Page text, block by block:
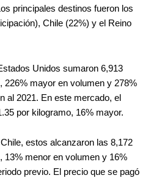
principales destinos fueron los
Chile (22%) y el Reino
Unidos sumaron 6,913
226% mayor en volumen y 278%
al 2021. En este mercado, el
por kilogramo, 16% mayor.
estos alcanzaron las 8,172
13% menor en volumen y 16%
previo. El precio que se pagó